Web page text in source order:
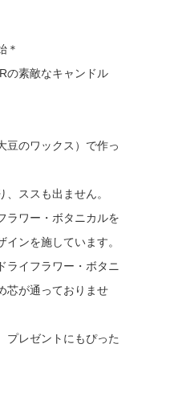
＊
の素敵なキャンドル
豆のワックス）で作っ
ススも出ません。
ラワー・ボタニカルを
ンを施しています。
ライフラワー・ボタニ
芯が通っておりませ
プレゼントにもぴった